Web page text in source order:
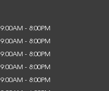
9:00AM - 8:00PM
9:00AM - 8:00PM
9:00AM - 8:00PM
9:00AM - 8:00PM
9:00AM - 8:00PM